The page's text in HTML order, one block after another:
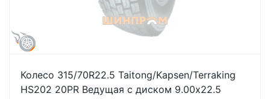
Колесо 315/70R22.5 Taitong/Kapsen/Terraking
HS202 20PR Ведущая с диском 9.00х22.5